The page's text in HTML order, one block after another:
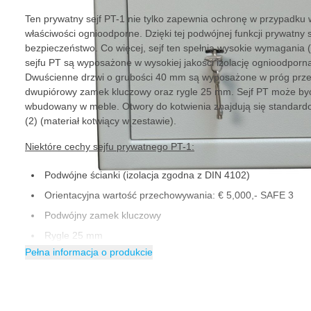
Ten prywatny sejf PT-1 nie tylko zapewnia ochronę w przypadku
właściwości ognioodporne. Dzięki tej podwójnej funkcji prywatny
bezpieczeństwo. Co więcej, sejf ten spełnia wysokie wymagania
sejfu PT są wyposażone w wysokiej jakości izolację
Dwuścienne drzwi o grubości 40 mm są wyposażone w próg
dwupiórowy zamek kluczowy oraz rygle 25 mm. Sejf PT może
wbudowany w meble. Otwory do kotwienia znajdują się
(2) (materiał kotwiący w zestawie).
Niektóre cechy sejfu prywatnego PT-1:
Podwójne ścianki (izolacja zgodna z DIN 4102)
Orientacyjna wartość przechowywania: € 5,000,- SAFE 3
Podwójny zamek kluczowy
Rygle 25 mm
3-stronny system blokowania
Pełna informacja o produkcie